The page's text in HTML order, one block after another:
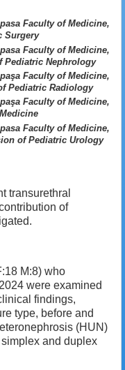
Faculty of Medicine,
Surgery
Faculty of Medicine,
Pediatric Nephrology
Faculty of Medicine,
Pediatric Radiology
Faculty of Medicine,
Faculty of Medicine,
of Pediatric Urology
transurethral
of
M:8) who
were examined
findings,
type, before and
(HUN)
and duplex